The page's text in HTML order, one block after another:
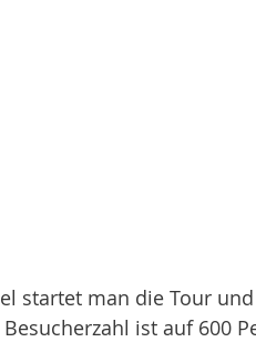
startet man die Tour
ist auf 600